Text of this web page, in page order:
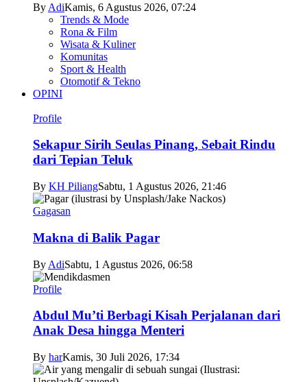
By AdiKamis, 6 Agustus 2026, 07:24
Trends & Mode
Rona & Film
Wisata & Kuliner
Komunitas
Sport & Health
Otomotif & Tekno
OPINI
Profile
Sekapur Sirih Seulas Pinang, Sebait Rindu
dari Tepian Teluk
By KH PiliangSabtu, 1 Agustus 2026, 21:46
Gagasan
Makna di Balik Pagar
By AdiSabtu, 1 Agustus 2026, 06:58
Profile
Abdul Mu’ti Berbagi Kisah Perjalanan dari
Anak Desa hingga Menteri
By harKamis, 30 Juli 2026, 17:34